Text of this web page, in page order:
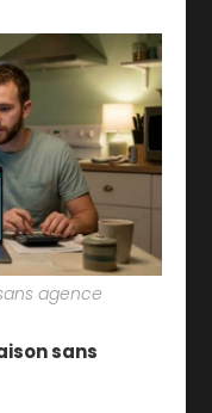
agence
sans